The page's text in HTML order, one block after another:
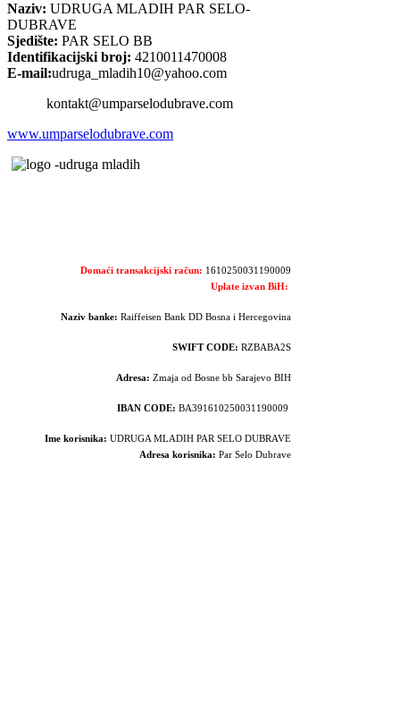
Naziv: UDRUGA MLADIH PAR SELO-
DUBRAVE
Sjedište: PAR SELO BB
Identifikacijski broj: 4210011470008
E-mail:udruga_mladih10@yahoo.com
kontakt@umparselodubrave.com
www.umparselodubrave.com
Domaći transakcijski račun: 1610250031190009
Uplate izvan BiH:
Naziv banke: Raiffeisen Bank DD Bosna i Hercegovina
SWIFT CODE: RZBABA2S
Adresa:Zmaja od Bosne bb Sarajevo BIH
IBAN CODE: BA391610250031190009
Ime korisnika: UDRUGA MLADIH PAR SELO DUBRAVE
Adresa korisnika: Par Selo Dubrave